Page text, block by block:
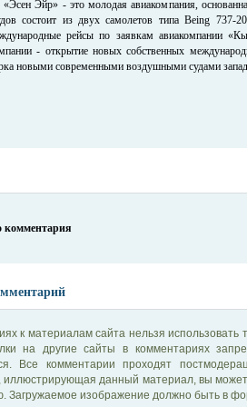
Эйр» - это молодая авиакомпания,
состоит из двух самолетов типа Being
рейсы по заявкам авиакомпании
- открытие новых собственных
новыми современными воздушными судами
комментария
к материалам сайта нельзя использовать
на другие сайты в комментариях
Все комментарии проходят
данный материал, вы
Загружаемое изображение должно быть в